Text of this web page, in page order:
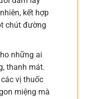
kết hợp
chút đường
những ai
thanh mát.
vị thuốc
miệng mà